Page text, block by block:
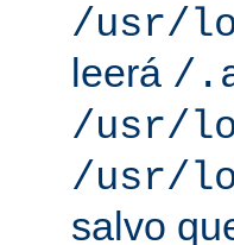
/usr/
leerá /
/usr/
/usr/
salvo